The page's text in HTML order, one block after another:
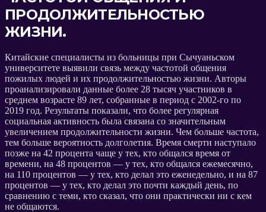
ПРОДОЛЖИТЕЛЬНОСТЬЮ
ЖИЗНИ.
Китайские специалисты из больницы при Сычуаньском
университете выявили связь между частотой общения
пожилых людей и их продолжительностью жизни. Авторы
проанализировали данные более 28 тысяч участников в
среднем возрасте 89 лет, собранные в период с 2002-го по
2019 год. Результаты показали, что более регулярная
социальная активность была связана со значительным
увеличением продолжительности жизни. Чем больше частота,
тем больше вероятность долголетия. Время смерти наступало
позже на 42 процента чаще у тех, кто общался время от
времени, на 48 процентов — у тех, кто общался ежемесячно,
на 110 процентов — у тех, кто делал это еженедельно, и на 87
процентов — у тех, кто делал это почти каждый день, по
сравнению с теми, кто сказал, что они практически ни с кем
не общаются.